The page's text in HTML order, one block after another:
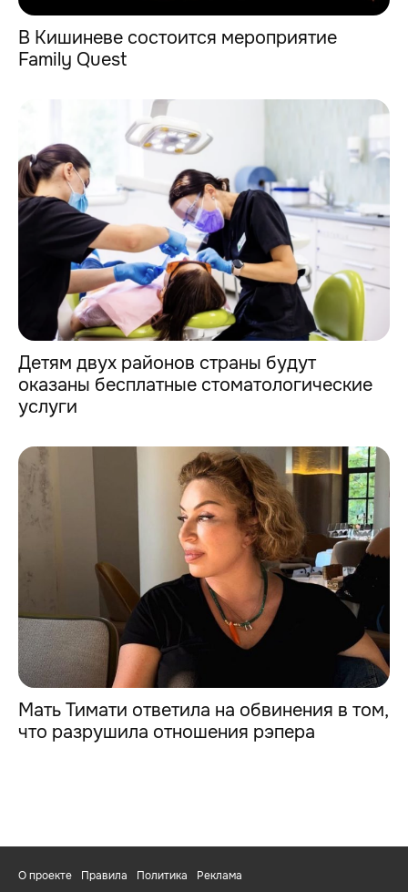
В Кишиневе состоится мероприятие
Family Quest
Детям двух районов страны будут
оказаны бесплатные стоматологические
услуги
Мать Тимати ответила на обвинения в том,
что разрушила отношения рэпера
О проекте Правила Политика Реклама